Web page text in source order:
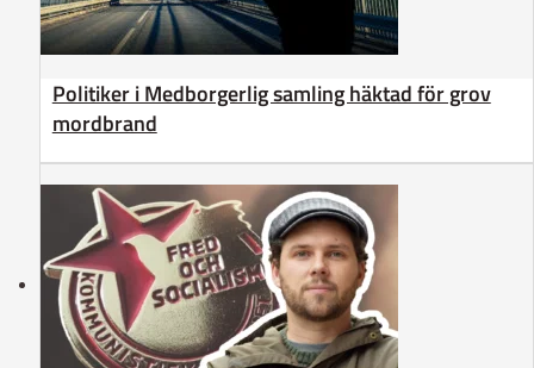
Politiker i Medborgerlig samling häktad för grov
mordbrand